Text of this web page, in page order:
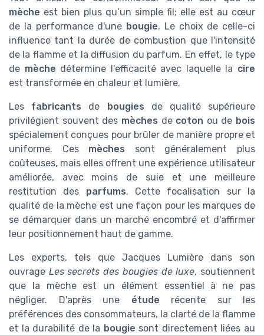
mèche est bien plus qu’un simple fil; elle est au cœur
de la performance d'une bougie. Le choix de celle-ci
influence tant la durée de combustion que l'intensité
de la flamme et la diffusion du parfum. En effet, le type
de mèche détermine l'efficacité avec laquelle la cire
est transformée en chaleur et lumière.
Les fabricants de bougies de qualité supérieure
privilégient souvent des mèches de coton ou de bois
spécialement conçues pour brûler de manière propre et
uniforme. Ces mèches sont généralement plus
coûteuses, mais elles offrent une expérience utilisateur
améliorée, avec moins de suie et une meilleure
restitution des parfums. Cette focalisation sur la
qualité de la mèche est une façon pour les marques de
se démarquer dans un marché encombré et d'affirmer
leur positionnement haut de gamme.
Les experts, tels que Jacques Lumière dans son
ouvrage Les secrets des bougies de luxe, soutiennent
que la mèche est un élément essentiel à ne pas
négliger. D'après une étude récente sur les
préférences des consommateurs, la clarté de la flamme
et la durabilité de la bougie sont directement liées au